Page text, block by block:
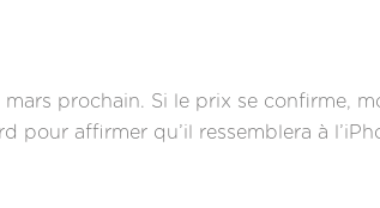
prochain. Si le prix se confirme,
pour affirmer qu’il ressemblera à